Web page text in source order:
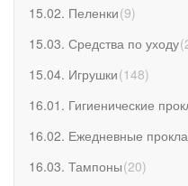
15.02. Пеленки(9)
15.03. Средства по уходу(
15.04. Игрушки(148)
16.01. Гигиенические
16.02. Ежедневные
16.03. Тампоны(20)